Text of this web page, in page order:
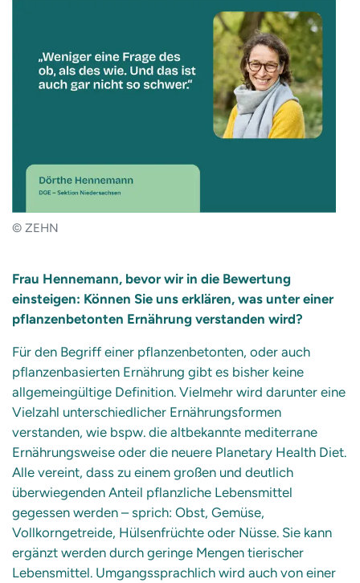
© ZEHN
Frau Hennemann, bevor wir in die Bewertung
einsteigen: Können Sie uns erklären, was unter einer
pflanzenbetonten Ernährung verstanden wird?
Für den Begriff einer pflanzenbetonten, oder auch
pflanzenbasierten Ernährung gibt es bisher keine
allgemeingültige Definition. Vielmehr wird darunter eine
Vielzahl unterschiedlicher Ernährungsformen
verstanden, wie bspw. die altbekannte mediterrane
Ernährungsweise oder die neuere Planetary Health Diet.
Alle vereint, dass zu einem großen und deutlich
überwiegenden Anteil pflanzliche Lebensmittel
gegessen werden – sprich: Obst, Gemüse,
Vollkorngetreide, Hülsenfrüchte oder Nüsse. Sie kann
ergänzt werden durch geringe Mengen tierischer
Lebensmittel. Umgangssprachlich wird auch von einer